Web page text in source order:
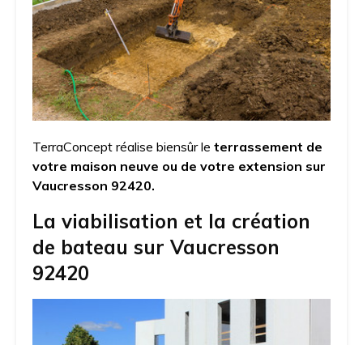
TerraConcept réalise biensûr le terrassement de
votre maison neuve ou de votre extension sur
Vaucresson 92420.
La viabilisation et la création
de bateau sur Vaucresson
92420